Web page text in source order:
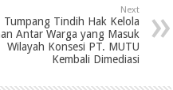
Next
Tumpang Tindih Hak Kelola
Antar Warga yang Masuk
Wilayah Konsesi PT. MUTU
Kembali Dimediasi